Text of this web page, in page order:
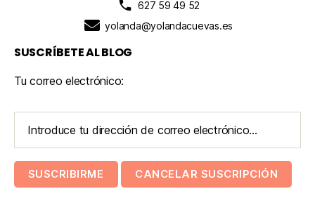
627 59 49 52
yolanda@yolandacuevas.es
SUSCRÍBETE AL BLOG
Tu correo electrónico: